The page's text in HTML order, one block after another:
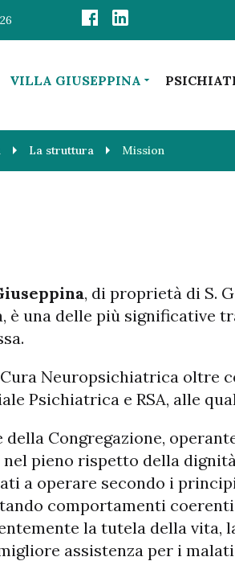
VILLA GIUSEPPINA
La struttura Mission
, di proprietà di S.
è una delle più significative
Neuropsichiatrica oltre
Psichiatrica e RSA, alle
Congregazione,
pieno rispetto della
a operare secondo i
comportamenti
la tutela della
assistenza per i